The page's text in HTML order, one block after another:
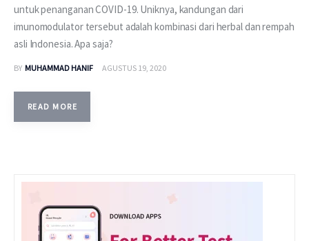
Mengapa Good Doctor
Berita
Layanan
untuk penanganan COVID-19. Uniknya, kandungan dari
imunomodulator tersebut adalah kombinasi dari herbal dan rempah
asli Indonesia. Apa saja?
BY MUHAMMAD HANIF AGUSTUS 19, 2020
READ MORE